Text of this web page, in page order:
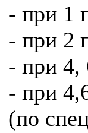
- при 1
- при 2
- при 4,
- при
(по